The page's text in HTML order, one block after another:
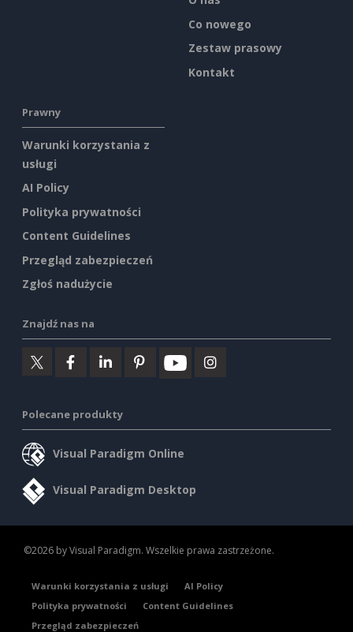
Co nowego
Zestaw prasowy
Kontakt
Prawny
Warunki korzystania z
usługi
AI Policy
Polityka prywatności
Content Guidelines
Przegląd zabezpieczeń
Zgłoś nadużycie
Znajdź nas na
Polecane produkty
Visual Paradigm Online
Visual Paradigm Desktop
©2026 by Visual Paradigm. Wszelkie prawa zastrzeżone.
Warunki korzystania z usługi
AI Policy
Polityka prywatności
Content Guidelines
Przegląd zabezpieczeń